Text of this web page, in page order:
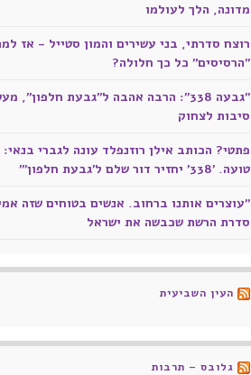
מדונה, הלך לעולמו
רוצח סדרתי, בני עשירים והמון סטייל - אז
"הרסיסים" כל כך חלולה?
"גבעה 338": הרבה אהבה ל"גבעת חלפון",
סיבות לצחוק
פתטי? הכותב אילן רוזנפלד עונה לגברי
טועה. '338' יחזיר דור שלם ל'גבעת חלפון'"
"עוצרים אותנו ברחוב. אנשים בטוחים שזה
סדרת הרשת שכבשה את ישראל
העין השביעית
גלובס – תרבות